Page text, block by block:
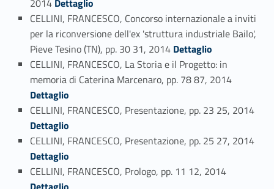
2014 Dettaglio
CELLINI, FRANCESCO, Concorso internazionale a inviti
per la riconversione dell'ex 'struttura industriale Bailo',
Pieve Tesino (TN), pp. 30 31, 2014 Link identifier #identifier_person_53365-53
Dettaglio
CELLINI, FRANCESCO, La Storia e il Progetto: in
memoria di Caterina Marcenaro, pp. 78 87, 2014
Dettaglio
CELLINI, FRANCESCO, Presentazione, pp. 23 25, 2014
Dettaglio
CELLINI, FRANCESCO, Presentazione, pp. 25 27, 2014
Dettaglio
CELLINI, FRANCESCO, Prologo, pp. 11 12, 2014